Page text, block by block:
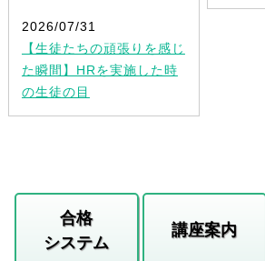
2026/07/31
【生徒たちの頑張りを感じ
た瞬間】HRを実施した時
の生徒の目
合格
システム
講座案内